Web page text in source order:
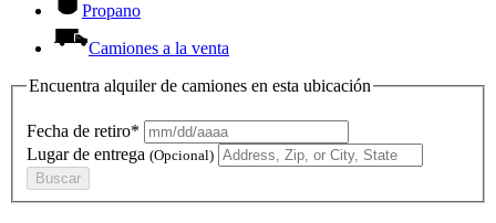
Propano
Camiones a la venta
Encuentra alquiler de camiones en esta ubicación
Fecha de retiro*
Lugar de entrega (Opcional)
Buscar